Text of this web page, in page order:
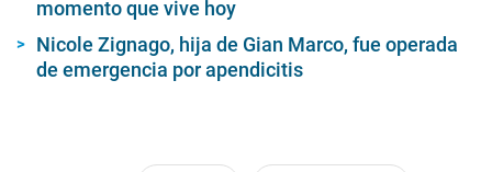
momento que vive hoy
Nicole Zignago, hija de Gian Marco, fue operada
de emergencia por apendicitis